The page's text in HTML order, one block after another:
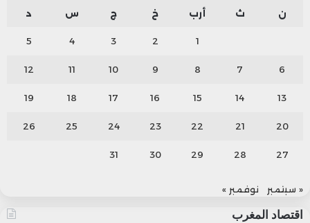
ن ث أرب خ ج س د
1
2
3
4
5
6
7
8
9
10
11
12
13
14
15
16
17
18
19
20
21
22
23
24
25
26
27
28
29
30
31
« سبتمبر نوفمبر »
اقتصاد المغرب